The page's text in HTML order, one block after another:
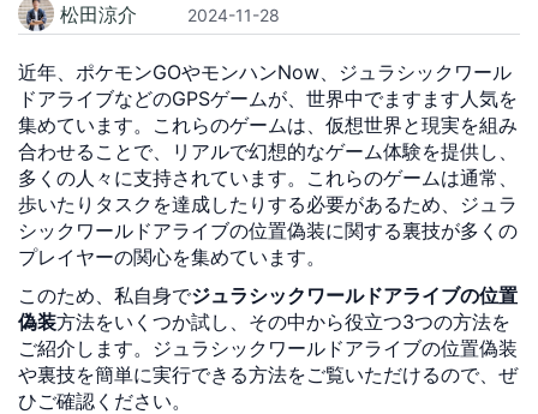
松田涼介 2024-11-28
近年、ポケモンGOやモンハンNow、ジュラシックワール
ドアライブなどのGPSゲームが、世界中でますます人気を
集めています。これらのゲームは、仮想世界と現実を組み
合わせることで、リアルで幻想的なゲーム体験を提供し、
多くの人々に支持されています。これらのゲームは通常、
歩いたりタスクを達成したりする必要があるため、ジュラ
シックワールドアライブの位置偽装に関する裏技が多くの
プレイヤーの関心を集めています。
このため、私自身でジュラシックワールドアライブの位置
偽装方法をいくつか試し、その中から役立つ3つの方法を
ご紹介します。ジュラシックワールドアライブの位置偽装
や裏技を簡単に実行できる方法をご覧いただけるので、ぜ
ひご確認ください。